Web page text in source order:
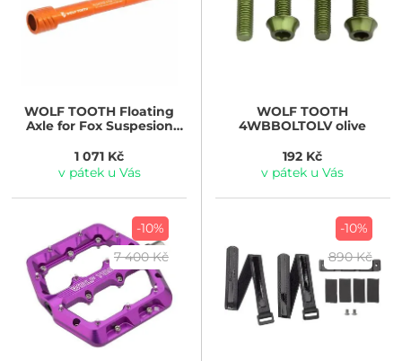
WOLF TOOTH Floating
Axle for Fox Suspesion
1 071 Kč
v pátek u Vás
WOLF TOOTH
4WBBOLTOLV olive
192 Kč
v pátek u Vás
-10%
7 400 Kč
-10%
890 Kč